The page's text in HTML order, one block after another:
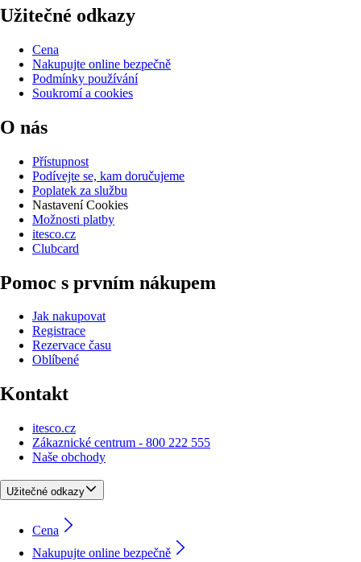
Užitečné odkazy
Cena
Nakupujte online bezpečně
Podmínky používání
Soukromí a cookies
O nás
Přístupnost
Podívejte se, kam doručujeme
Poplatek za službu
Nastavení Cookies
Možnosti platby
itesco.cz
Clubcard
Pomoc s prvním nákupem
Jak nakupovat
Registrace
Rezervace času
Oblíbené
Kontakt
itesco.cz
Zákaznické centrum - 800 222 555
Naše obchody
Užitečné odkazy
Cena
Nakupujte online bezpečně